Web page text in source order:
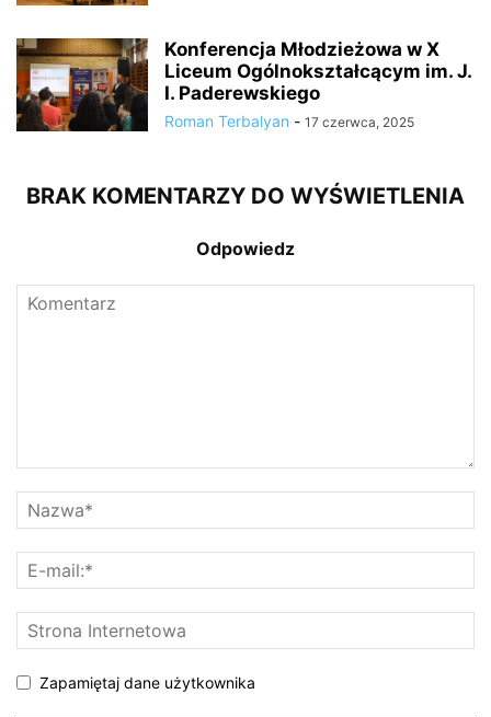
Konferencja Młodzieżowa w X
Liceum Ogólnokształcącym im. J.
I. Paderewskiego
Roman Terbalyan - 17 czerwca, 2025
BRAK KOMENTARZY DO WYŚWIETLENIA
Odpowiedz
Zapamiętaj dane użytkownika